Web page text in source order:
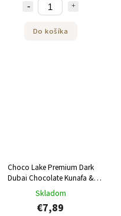
Do košíka
Choco Lake Premium Dark
Dubai Chocolate Kunafa &
Pistachio 190g
Skladom
€7,89